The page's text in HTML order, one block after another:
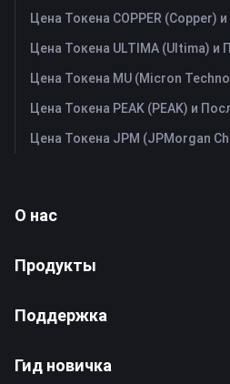
О нас
Продукты
Поддержка
Гид новичка